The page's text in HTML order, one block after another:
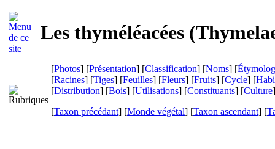
Les thyméléacées (
[Photos] [Présentation] [Classification] [Noms] [
[Racines] [Tiges] [Feuilles] [Fleurs] [Fruits] [Cycle] [
[Distribution] [Bois] [Utilisations] [Constituants] [Culture
[Taxon précédant] [Monde végétal] [Taxon ascendant] [